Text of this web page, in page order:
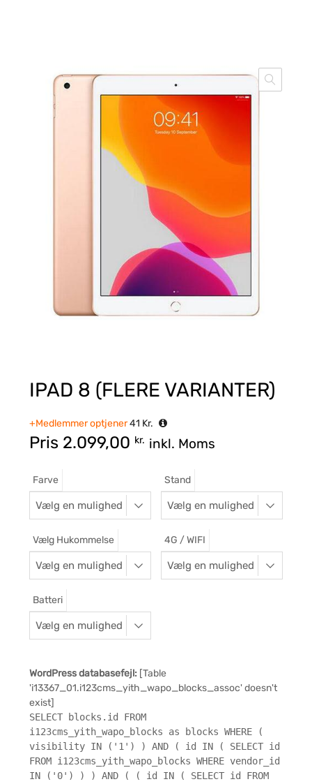
IPAD 8 (FLERE VARIANTER)
+Medlemmer optjener41 Kr.
Pris 2.099,00 kr. inkl. Moms
Farve Stand
Vælg Hukommelse 4G / WIFI
Batteri
WordPress databasefejl: [Table
'i13367_01.i123cms_yith_wapo_blocks_assoc' doesn't
exist]
SELECT blocks.id FROM
i123cms_yith_wapo_blocks as blocks WHERE (
visibility IN ('1') ) AND ( id IN ( SELECT id
FROM i123cms_yith_wapo_blocks WHERE vendor_id
IN ('0') ) ) AND ( ( id IN ( SELECT id FROM